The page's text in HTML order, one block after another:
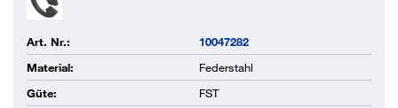
Art. Nr.:
10047282
Material:
Federstahl
Güte:
FST